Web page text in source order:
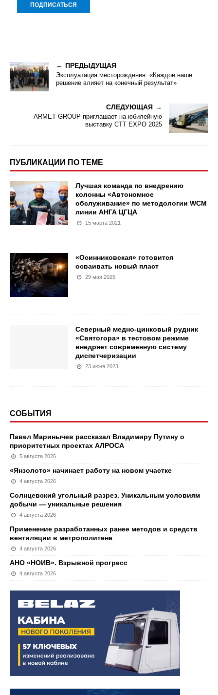
ПРЕДЫДУЩАЯ
Эксплуатация месторождения: «Каждое наше
решение влияет на конечный результат»
СЛЕДУЮЩАЯ
ARMET GROUP приглашает на юбилейную
выставку CTT EXPO 2025
ПУБЛИКАЦИИ ПО ТЕМЕ
Лучшая команда по внедрению
колонны «Автономное
обслуживание» по методологии WCM
линии АНГА ЦГЦА
15 марта 2021
«Осинниковская» готовится
осваивать новый пласт
29 мая 2025
Северный медно-цинковый рудник
«Святогора» в тестовом режиме
внедряет современную систему
диспетчеризации
23 июня 2023
СОБЫТИЯ
Павел Маринычев рассказал Владимиру Путину о
приоритетных проектах АЛРОСА
5 августа 2026
«Янзолото» начинает работу на новом участке
4 августа 2026
Солнцевский угольный разрез. Уникальным условиям
добычи — уникальные решения
4 августа 2026
Применение разработанных ранее методов и средств
вентиляции в метрополитене
4 августа 2026
АНО «НОИВ». Взрывной прогресс
4 августа 2026